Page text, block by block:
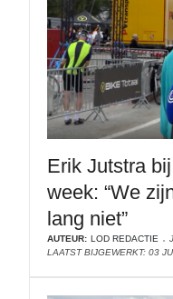
Erik Jutstra
week: “We
lang niet”
AUTEUR: LOD REDACTIE
LAATST BIJGEWERKT: 03